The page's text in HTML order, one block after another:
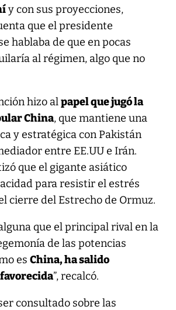
y con sus proyecciones,
que el presidente
hablaba de que en pocas
al régimen, algo que no
hizo alpapel que jugó la
China, que mantiene una
y estratégica con Pakistán
entre EE.UU e Irán.
que el gigante asiático
para resistir el estrés
cierre del Estrecho de Ormuz.
que el principal rival en la
de las potencias
es China, ha salido
”, recalcó.
consultado sobre las